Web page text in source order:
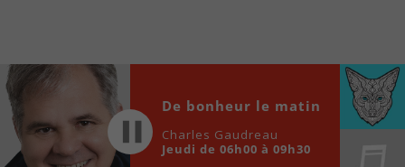
locale vous sont maintenant accessibles en un clic!
Player
00:00
De bonheur le matin
Charles Gaudreau
Jeudi de 06h00 à 09h30